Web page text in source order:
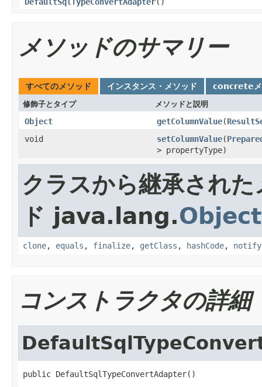
メソッドのサマリー
すべてのメソッド インスタンス・メソッド concreteメ
修飾子とタイプ メソッドと説明
Object getColumnValue(
void
setColumnValue(
> propertyType)
クラスから継承された
ド java.lang.Object
clone, equals , finalize, getClass , hashCode, notify
コンストラクタの詳細
public DefaultSqlTypeConvertAdapter()